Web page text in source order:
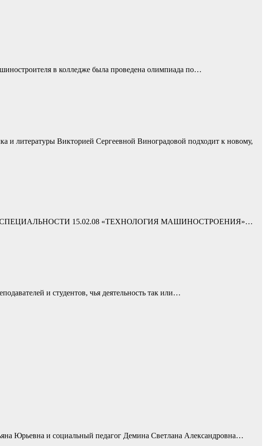
в колледже была проведена олимпиада по…
и литературы Викторией Сергеевной Виноградовой подходит к новому,
СПЕЦИАЛЬНОСТИ 15.02.08 «ТЕХНОЛОГИЯ МАШИНОСТРОЕНИЯ»…
и студентов, чья деятельность так или…
Юрьевна и социальный педагог Демина Светлана Александровна…